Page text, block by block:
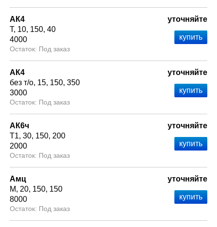
АК4
Т 10 150 40
4000
Под заказ
уточняйте
АК4
без т/о 15 150 350
3000
Под заказ
уточняйте
АК6ч
Т1 30 150 200
2000
Под заказ
уточняйте
Амц
М
20 150 150
8000
Под заказ
уточняйте